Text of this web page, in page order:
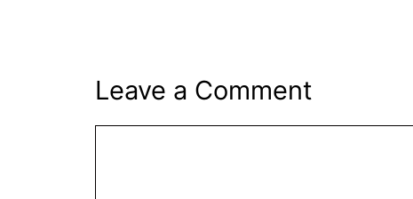
Leave a Comment